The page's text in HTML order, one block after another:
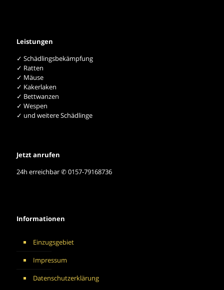
Leistungen
✓ Schädlingsbekämpfung
✓ Ratten
✓ Mäuse
✓ Kakerlaken
✓ Bettwanzen
✓ Wespen
✓ und weitere Schädlinge
Jetzt anrufen
24h erreichbar ✆ 0157-79168736
Informationen
Einzugsgebiet
Impressum
Datenschutzerklärung